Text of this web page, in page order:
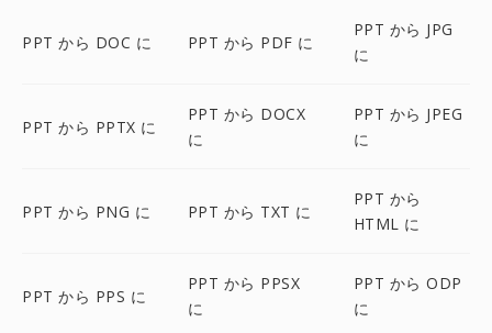
PPT から DOC に PPT から PDF に
PPT から JPG
に
PPT から PPTX に
PPT から DOCX
に
PPT から JPEG
に
PPT から PNG に PPT から TXT に
PPT から
HTML に
PPT から PPS に
PPT から PPSX
に
PPT から ODP
に